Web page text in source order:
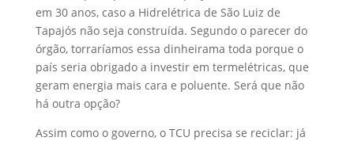
em 30 anos, caso a Hidrelétrica de São Luiz de
Tapajós não seja construída. Segundo o parecer do
órgão, torraríamos essa dinheirama toda porque o
país seria obrigado a investir em termelétricas, que
geram energia mais cara e poluente. Será que não
há outra opção?
Assim como ogoverno, o TCU precisa se reciclar: já